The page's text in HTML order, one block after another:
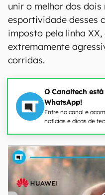
unir o melhor dos
esportividade desses
imposto pela linha
extremamente
corridas.
O Canaltech
WhatsApp!
Entre no canal e
notícias e dicas de